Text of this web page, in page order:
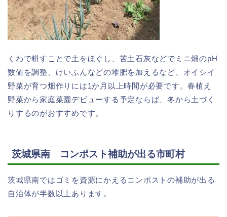
くわで耕すことで土をほぐし、苦土石灰などでミニ畑のpH
数値を調整、けいふんなどの堆肥を加えるなど、オイシイ
野菜が育つ畑作りには1か月以上時間が必要です。春植え
野菜から家庭菜園デビューする予定ならば、冬から土づく
りするのがおすすめです。
茨城県南 コンポスト補助が出る市町村
茨城県南ではゴミを資源にかえるコンポストの補助が出る
自治体が半数以上あります。